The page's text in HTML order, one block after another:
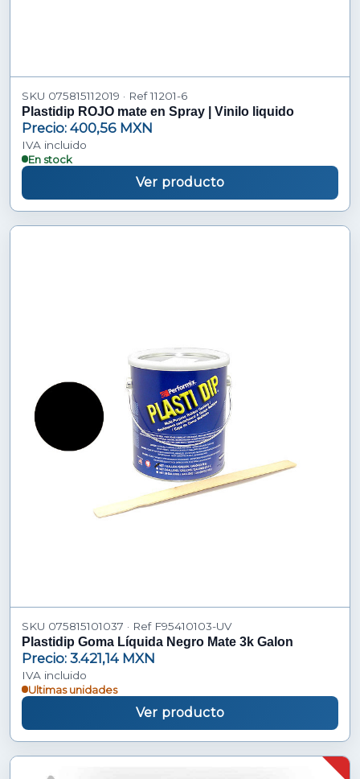
SKU 075815112019 · Ref 11201-6
Plastidip ROJO mate en Spray | Vinilo liquido
Precio: 400,56 MXN
IVA incluido
En stock
Ver producto
SKU 075815101037 · Ref F95410103-UV
Plastidip Goma Líquida Negro Mate 3k Galon
Precio: 3.421,14 MXN
IVA incluido
Ultimas unidades
Ver producto